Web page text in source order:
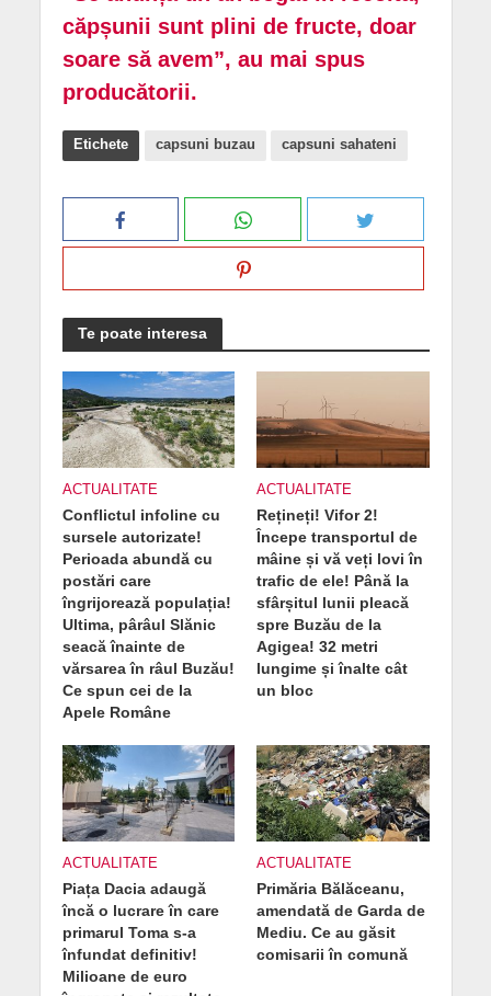
căpșunii sunt plini de fructe, doar
soare să avem”, au mai spus
producătorii.
Etichete capsuni buzau capsuni sahateni
Te poate interesa
ACTUALITATE
Conflictul infoline cu
sursele autorizate!
Perioada abundă cu
postări care
îngrijorează populația!
Ultima, pârâul Slănic
seacă înainte de
vărsarea în râul Buzău!
Ce spun cei de la
Apele Române
ACTUALITATE
Rețineți! Vifor 2!
Începe transportul de
mâine și vă veți lovi în
trafic de ele! Până la
sfârșitul lunii pleacă
spre Buzău de la
Agigea! 32 metri
lungime și înalte cât
un bloc
ACTUALITATE
Piața Dacia adaugă
încă o lucrare în care
primarul Toma s-a
înfundat definitiv!
Milioane de euro
ACTUALITATE
Primăria Bălăceanu,
amendată de Garda de
Mediu. Ce au găsit
comisarii în comună